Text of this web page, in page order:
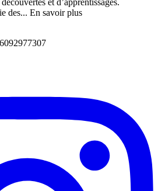
des... En savoir plus